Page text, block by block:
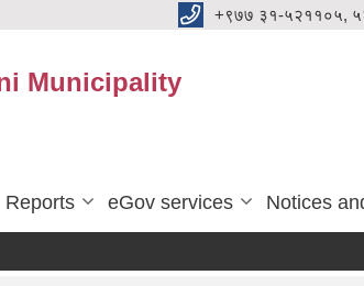
+९७७ ३१-५२११०५,
Municipality
Reports eGov services Notices